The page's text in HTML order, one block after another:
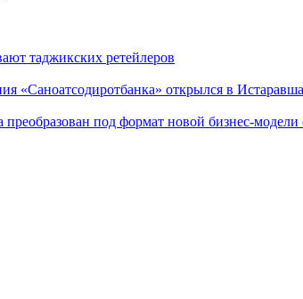
таджикских ретейлеров
«Саноатсодиротбанка» открылся в
под формат новой бизнес-